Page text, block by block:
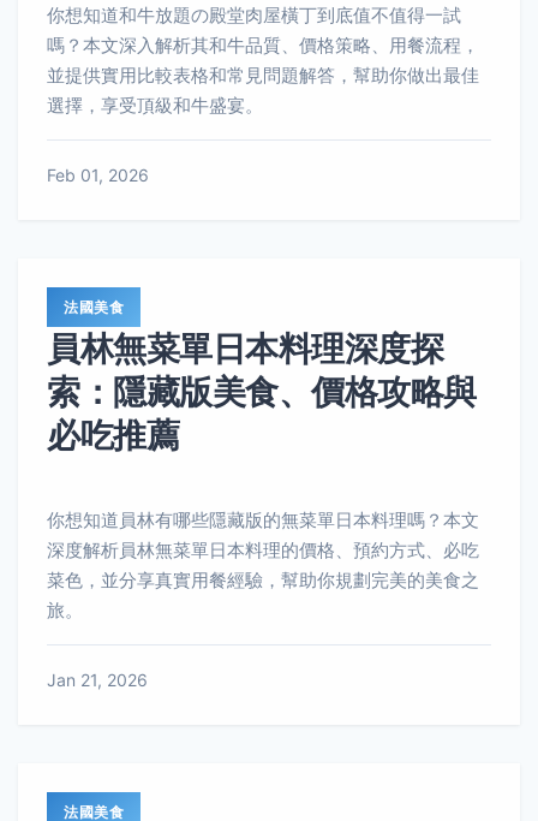
你想知道和牛放題の殿堂肉屋橫丁到底值不值得一試
嗎？本文深入解析其和牛品質、價格策略、用餐流程，
並提供實用比較表格和常見問題解答，幫助你做出最佳
選擇，享受頂級和牛盛宴。
Feb 01, 2026
法國美食
員林無菜單日本料理深度探
索：隱藏版美食、價格攻略與
必吃推薦
你想知道員林有哪些隱藏版的無菜單日本料理嗎？本文
深度解析員林無菜單日本料理的價格、預約方式、必吃
菜色，並分享真實用餐經驗，幫助你規劃完美的美食之
旅。
Jan 21, 2026
法國美食